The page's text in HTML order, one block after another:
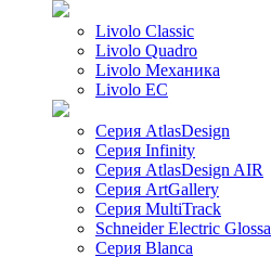
Livolo Classic
Livolo Quadro
Livolo Механика
Livolo EC
Серия AtlasDesign
Серия Infinity
Серия AtlasDesign AIR
Серия ArtGallery
Серия MultiTrack
Schneider Electric Glossa
Серия Blanca